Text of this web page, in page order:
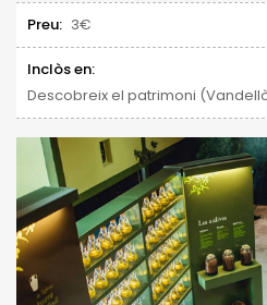
Preu: 3€
Inclòs en:
Descobreix el patrimoni